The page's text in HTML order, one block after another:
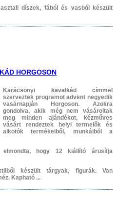
díszek, fából és vasból készült
HORGOSON
Karácsonyi kavalkád címmel
szerveztek programot advent negyedik
vasárnapján Horgoson. Azokra
gondolva, akik még nem vásároltak
meg minden ajándékot, kézműves
vásárt rendeztek helyi termelők és
alkotók termékeiből, munkáiból a
elmondta, hogy 12 kiállító árusítja
készült tárgyak, figurák. Van
Kapható ...